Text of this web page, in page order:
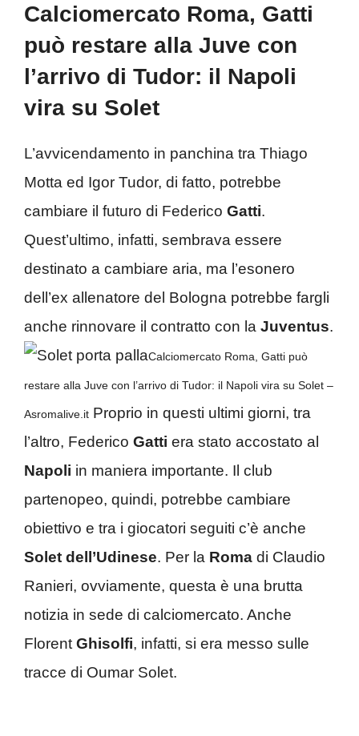
Calciomercato Roma, Gatti
può restare alla Juve con
l’arrivo di Tudor: il Napoli
vira su Solet
L’avvicendamento in panchina tra Thiago
Motta ed Igor Tudor, di fatto, potrebbe
cambiare il futuro di Federico Gatti.
Quest’ultimo, infatti, sembrava essere
destinato a cambiare aria, ma l’esonero
dell’ex allenatore del Bologna potrebbe fargli
anche rinnovare il contratto con la Juventus.
Calciomercato Roma, Gatti può
restare alla Juve con l’arrivo di Tudor: il Napoli vira su Solet –
Asromalive.it Proprio in questi ultimi giorni, tra
l’altro, Federico Gatti era stato accostato al
Napoli in maniera importante. Il club
partenopeo, quindi, potrebbe cambiare
obiettivo e tra i giocatori seguiti c’è anche
Solet dell’Udinese. Per la Roma di Claudio
Ranieri, ovviamente, questa è una brutta
notizia in sede di calciomercato. Anche
Florent Ghisolfi, infatti, si era messo sulle
tracce di Oumar Solet.